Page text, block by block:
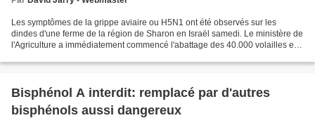
Les symptômes de la grippe aviaire ou H5N1 ont été observés sur les
dindes d'une ferme de la région de Sharon en Israël samedi. Le ministère de
l'Agriculture a immédiatement commencé l'abattage des 40.000 volailles et
Bisphénol A interdit: remplacé par d'autres
bisphénols aussi dangereux